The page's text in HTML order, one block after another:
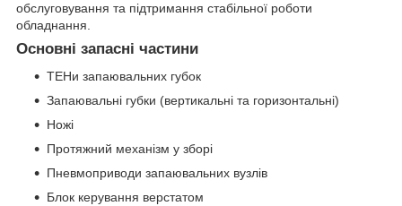
обслуговування та підтримання стабільної роботи
обладнання.
Основні запасні частини
ТЕНи запаювальних губок
Запаювальні губки (вертикальні та горизонтальні)
Ножі
Протяжний механізм у зборі
Пневмоприводи запаювальних вузлів
Блок керування верстатом